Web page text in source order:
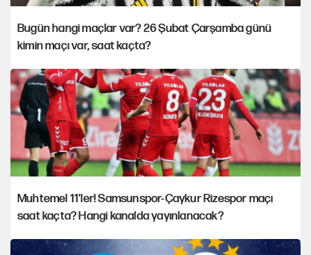
Bugün hangi maçlar var? 26 Şubat Çarşamba günü
kimin maçı var, saat kaçta?
Muhtemel 11'ler! Samsunspor-Çaykur Rizespor maçı
saat kaçta? Hangi kanalda yayınlanacak?